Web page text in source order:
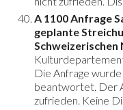
A 1100 Anfrage
geplante
Die Anfrage
beantwortet. Der
zufrieden. Keine